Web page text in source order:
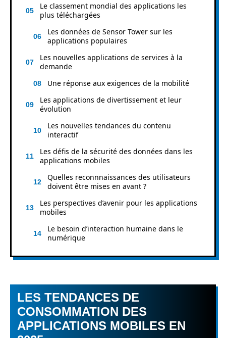
Le classement mondial des applications les
plus téléchargées
Les données de Sensor Tower sur les
applications populaires
Les nouvelles applications de services à la
demande
Une réponse aux exigences de la mobilité
Les applications de divertissement et leur
évolution
Les nouvelles tendances du contenu
interactif
Les défis de la sécurité des données dans les
applications mobiles
Quelles reconnnaissances des utilisateurs
doivent être mises en avant ?
Les perspectives d’avenir pour les applications
mobiles
Le besoin d’interaction humaine dans le
numérique
LES TENDANCES DE
CONSOMMATION DES
APPLICATIONS MOBILES EN